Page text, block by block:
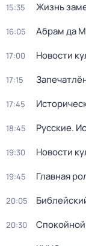
15:35 Жизнь
16:05 Абрам да
17:00 Новости
17:15
17:45
18:45 Русские.
19:30 Новости
19:45 Главная
20:05
20:30